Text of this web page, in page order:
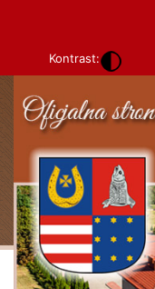
Kontrast: